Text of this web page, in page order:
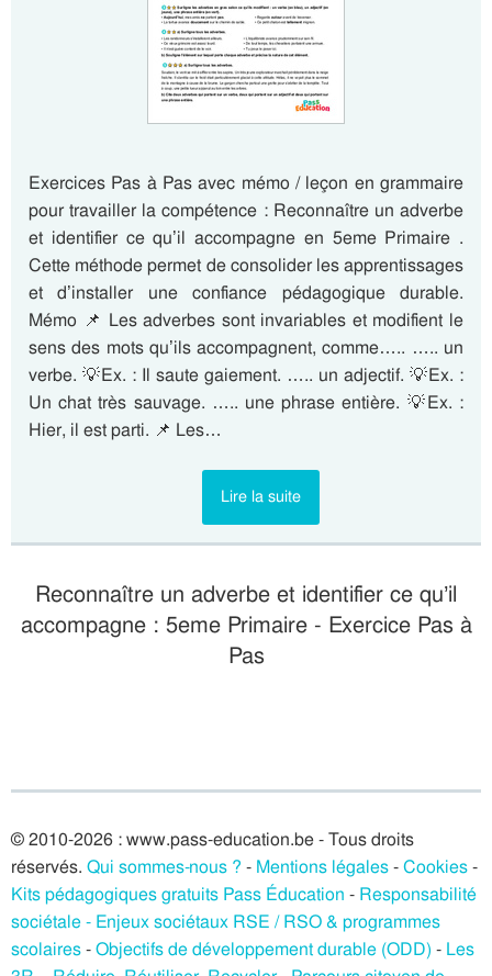
Exercices Pas à Pas avec mémo / leçon en grammaire
pour travailler la compétence : Reconnaître un adverbe
et identifier ce qu’il accompagne en 5eme Primaire .
Cette méthode permet de consolider les apprentissages
et d’installer une confiance pédagogique durable.
Mémo 📌 Les adverbes sont invariables et modifient le
sens des mots qu’ils accompagnent, comme….. ….. un
verbe. 💡Ex. : Il saute gaiement. ….. un adjectif. 💡Ex. :
Un chat très sauvage. ….. une phrase entière. 💡Ex. :
Hier, il est parti. 📌 Les…
Lire la suite
Reconnaître un adverbe et identifier ce qu’il
accompagne : 5eme Primaire - Exercice Pas à
Pas
© 2010-2026 : www.pass-education.be - Tous droits
réservés. Qui sommes-nous ? - Mentions légales-Cookies-
Kits pédagogiques gratuits Pass Éducation - Responsabilité
sociétale - Enjeux sociétaux RSE / RSO & programmes
scolaires-Objectifs de développement durable (ODD) - Les